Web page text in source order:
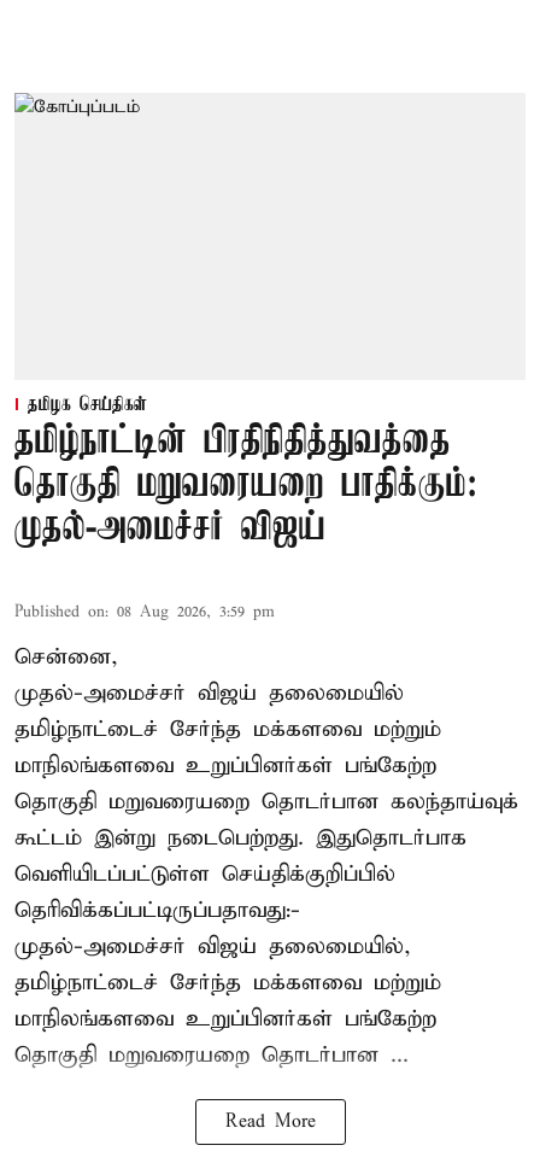
தமிழக செய்திகள்
தமிழ்நாட்டின் பிரதிநிதித்துவத்தை
தொகுதி மறுவரையறை பாதிக்கும்:
முதல்-அமைச்சர் விஜய்
Published on: 08 Aug 2026, 3:59 pm
சென்னை,
முதல்-அமைச்சர் விஜய் தலைமையில்
தமிழ்நாட்டைச் சேர்ந்த மக்களவை மற்றும்
மாநிலங்களவை உறுப்பினர்கள் பங்கேற்ற
தொகுதி மறுவரையறை தொடர்பான கலந்தாய்வுக்
கூட்டம் இன்று நடைபெற்றது. இதுதொடர்பாக
வெளியிடப்பட்டுள்ள செய்திக்குறிப்பில்
தெரிவிக்கப்பட்டிருப்பதாவது:-
முதல்-அமைச்சர் விஜய் தலைமையில்,
தமிழ்நாட்டைச் சேர்ந்த மக்களவை மற்றும்
மாநிலங்களவை உறுப்பினர்கள் பங்கேற்ற
தொகுதி மறுவரையறை தொடர்பான ...
Read More